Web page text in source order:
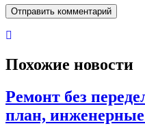
Похожие новости
Ремонт без
план,